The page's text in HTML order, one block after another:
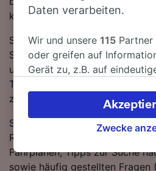
komfortablen Zügen in
Sie können beim Kauf von
Siegen sparen, wenn Sie im
unseren Reiseplaner oben auf
Ticketpreise zu vergleichen
zu erhalten.
Sie wollen noch ein paar
Reise? Lesen Sie weiter und
Fahrplänen, Tipps zur Suche
sowie häufig gestellten Fragen
Daten verarbeiten.
Wir und unsere115
oder greifen auf
Gerät zu, z.B. auf
verarbeiten. Sie können
akzeptieren oder
Ihres Widerspruchsrechts
besuchen Sie jederzeit die
Zwecke